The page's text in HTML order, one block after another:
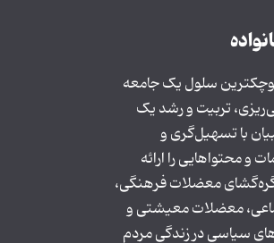
سلول یک جامعه
تربیت و رشد یک
با تسهیل‌گری و
و محتواهایی را ارائه
معضلات فرهنگی،
معضلات معیشتی و
سیاسی در زندگی مردم